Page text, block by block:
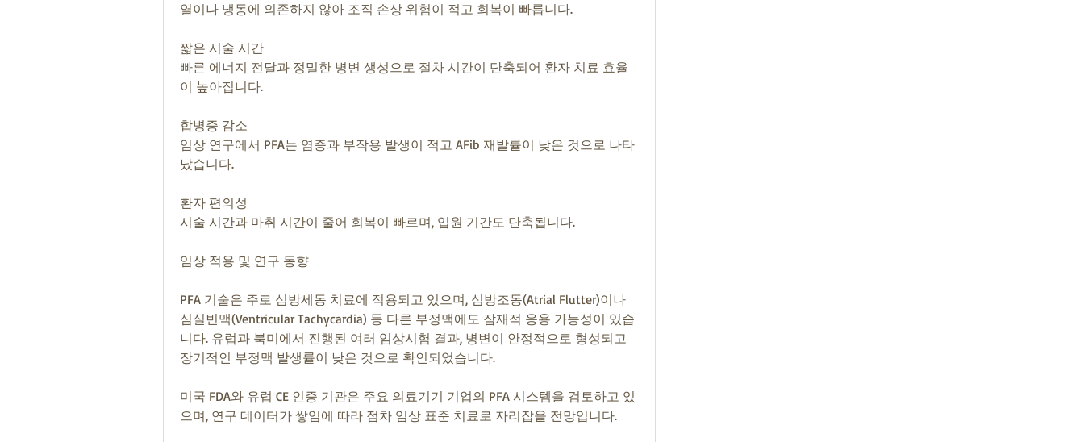
열이나 냉동에 의존하지 않아 조직 손상 위험이 적고 회복이 빠릅니다.
짧은 시술 시간
빠른 에너지 전달과 정밀한 병변 생성으로 절차 시간이 단축되어 환자 치료 효율
이 높아집니다.
합병증 감소
임상 연구에서 PFA는 염증과 부작용 발생이 적고 AFib 재발률이 낮은 것으로 나타
났습니다.
환자 편의성
시술 시간과 마취 시간이 줄어 회복이 빠르며, 입원 기간도 단축됩니다.
임상 적용 및 연구 동향
PFA 기술은 주로 심방세동 치료에 적용되고 있으며, 심방조동(Atrial Flutter)이나
심실빈맥(Ventricular Tachycardia) 등 다른 부정맥에도 잠재적 응용 가능성이 있습
니다. 유럽과 북미에서 진행된 여러 임상시험 결과, 병변이 안정적으로 형성되고
장기적인 부정맥 발생률이 낮은 것으로 확인되었습니다.
미국 FDA와 유럽 CE 인증 기관은 주요 의료기기 기업의 PFA 시스템을 검토하고 있
으며, 연구 데이터가 쌓임에 따라 점차 임상 표준 치료로 자리잡을 전망입니다.